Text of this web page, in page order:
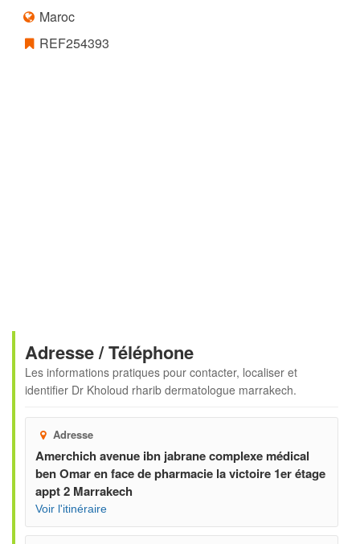
Maroc
REF254393
Adresse / Téléphone
Les informations pratiques pour contacter, localiser et
identifier Dr Kholoud rharib dermatologue marrakech.
Adresse
Amerchich avenue ibn jabrane complexe médical
ben Omar en face de pharmacie la victoire 1er étage
appt 2 Marrakech
Voir l'itinéraire